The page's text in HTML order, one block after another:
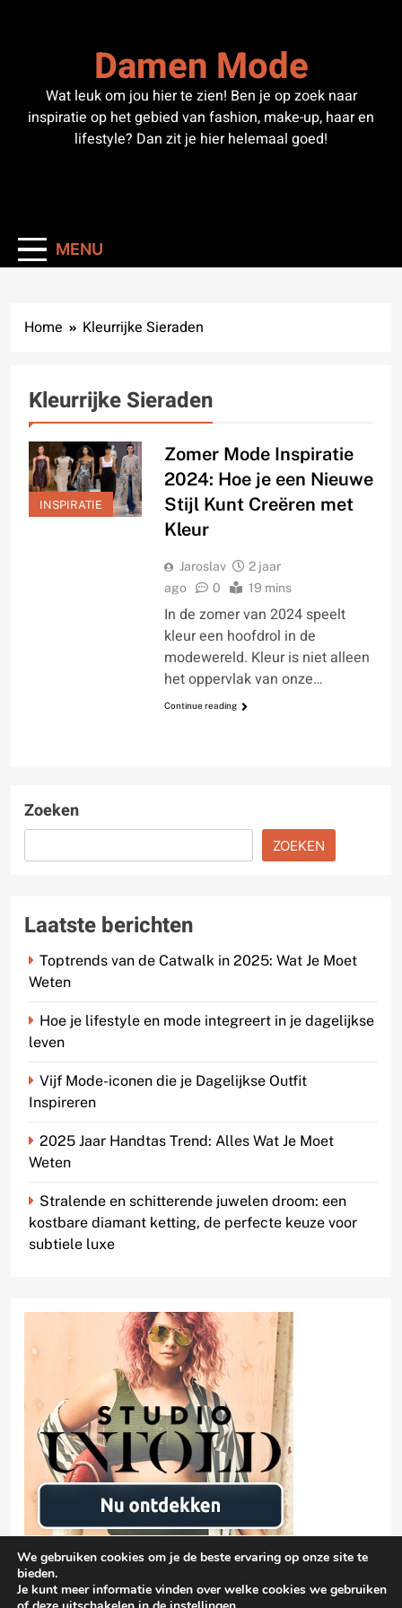
Damen Mode
Wat leuk om jou hier te zien! Ben je op zoek naar
inspiratie op het gebied van fashion, make-up, haar en
lifestyle? Dan zit je hier helemaal goed!
MENU
Home Kleurrijke Sieraden
Kleurrijke Sieraden
INSPIRATIE
Zomer Mode Inspiratie
2024: Hoe je een Nieuwe
Stijl Kunt Creëren met
Kleur
Jaroslav
2 jaar
ago
0 19 mins
In de zomer van 2024 speelt
kleur een hoofdrol in de
modewereld. Kleur is niet alleen
het oppervlak van onze…
Continue reading
Zoeken
ZOEKEN
Laatste berichten
Toptrends van de Catwalk in 2025: Wat Je Moet
Weten
Hoe je lifestyle en mode integreert in je dagelijkse
leven
Vijf Mode-iconen die je Dagelijkse Outfit
Inspireren
2025 Jaar Handtas Trend: Alles Wat Je Moet
Weten
Stralende en schitterende juwelen droom: een
kostbare diamant ketting, de perfecte keuze voor
subtiele luxe
We gebruiken cookies om je de beste ervaring op onze site te
bieden.
Je kunt meer informatie vinden over welke cookies we gebruiken